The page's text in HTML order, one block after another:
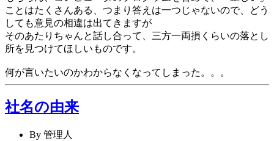
ことはたくさんある、つまり答えは一つじゃないので、どう
しても意見の相違は出てきますが
そのあたりちゃんと話し合って、三方一両損くらいの落とし
所を見つけてほしいものです。
何が言いたいのかわからなくなってしまった。。。
社名の由来
By 管理人